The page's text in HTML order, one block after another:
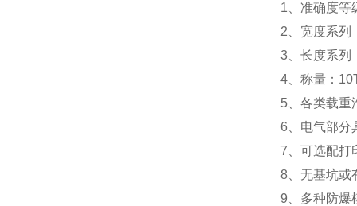
1、准确度等
2、宽度系列
3、长度系列
4、称量：
5、各类载重
6、电气部分
7、可选配打
8、无基坑或
9、多种防爆